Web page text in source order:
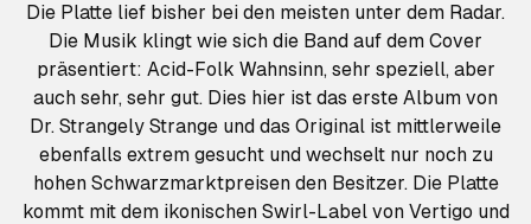
Die Platte lief bisher bei den meisten unter dem Radar.
Die Musik klingt wie sich die Band auf dem Cover
präsentiert: Acid-Folk Wahnsinn, sehr speziell, aber
auch sehr, sehr gut. Dies hier ist das erste Album von
Dr. Strangely Strange und das Original ist mittlerweile
ebenfalls extrem gesucht und wechselt nur noch zu
hohen Schwarzmarktpreisen den Besitzer. Die Platte
kommt mit dem ikonischen Swirl-Label von Vertigo und